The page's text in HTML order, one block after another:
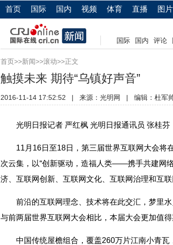
首页 国际 国内 视频 体育 直播 图片
国际 国内 评论
首页>>新闻>>滚动>>正文
触摸未来 期待“乌镇好声音”
2016-11-14 17:52:52 | 来源： 光明网 | 编辑：杜军
光明日报记者 严红枫 光明日报通讯员 张桂芬
11月16日至18日，第三届世界互联网大会将
次云集，以“创新驱动，造福人类——携手共建网
济、互联网创新、互联网文化、互联网治理和互
前沿的互联网理念、技术将在此交汇，梦里水
与前两届世界互联网大会相比，本届大会更加值得
中国传统屋檐组合，覆盖260万片江南小青瓦